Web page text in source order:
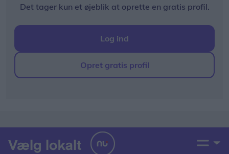
Det tager kun et øjeblik at oprette en gratis profil.
Log ind
Opret gratis profil